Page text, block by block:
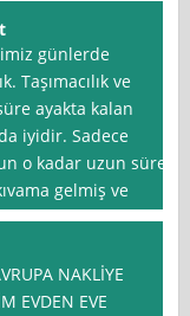
günlerde
Taşımacılık ve
ayakta kalan
iyidir. Sadece
o kadar uzun süre
gelmiş ve
NAKLİYE
EVDEN EVE